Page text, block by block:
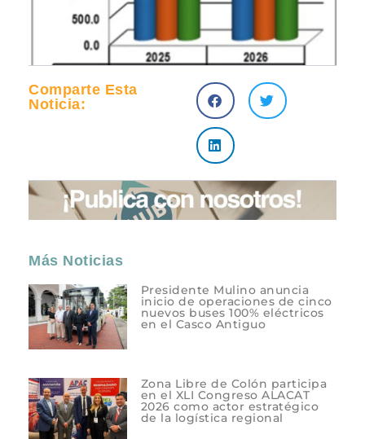
Comparte Esta
Noticia:
Más Noticias
Presidente Mulino anuncia
inicio de operaciones de cinco
nuevos buses 100% eléctricos
en el Casco Antiguo
Zona Libre de Colón participa
en el XLI Congreso ALACAT
2026 como actor estratégico
de la logística regional